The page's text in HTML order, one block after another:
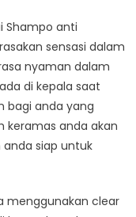
Shampo anti
sensasi dalam
nyaman dalam
di kepala saat
bagi anda yang
keramas anda akan
anda siap untuk
menggunakan clear